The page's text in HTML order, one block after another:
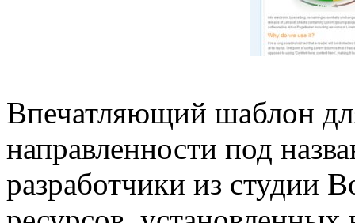
Впечатляющий шаблон
направленности под
разработчики из студии